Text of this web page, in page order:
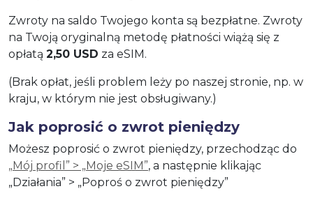
Zwroty na saldo Twojego konta są bezpłatne. Zwroty
na Twoją oryginalną metodę płatności wiążą się z
opłatą 2,50 USD za eSIM.
(Brak opłat, jeśli problem leży po naszej stronie, np. w
kraju, w którym nie jest obsługiwany.)
Jak poprosić o zwrot pieniędzy
Możesz poprosić o zwrot pieniędzy, przechodząc do
„Mój profil” > „Moje eSIM”, a następnie klikając
„Działania” > „Poproś o zwrot pieniędzy”